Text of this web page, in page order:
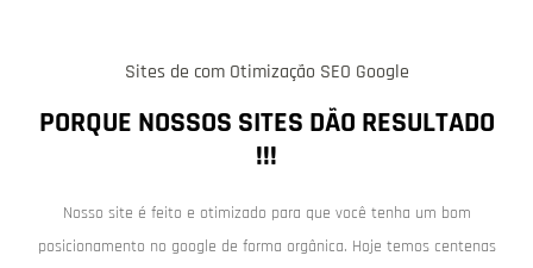
Sites de com Otimização SEO Google
PORQUE NOSSOS SITES DÃO RESULTADO
!!!
Nosso site é feito e otimizado para que você tenha um bom
posicionamento no google de forma orgânica. Hoje temos centenas